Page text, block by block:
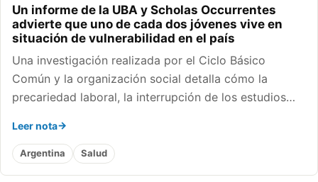
Un informe de la UBA y Scholas Occurrentes
advierte que uno de cada dos jóvenes vive en
situación de vulnerabilidad en el país
Una investigación realizada por el Ciclo Básico
Común y la organización social detalla cómo la
precariedad laboral, la interrupción de los estudios…
Leer nota
Argentina Salud